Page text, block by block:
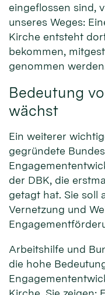
eingeflossen sind,
unseres Weges:
Kirche entsteht
bekommen,
genommen
Bedeutung
wächst
Ein weiterer
gegründete
der DBK, die
getagt hat. Sie soll
Vernetzung und
Arbeitshilfe und
die hohe